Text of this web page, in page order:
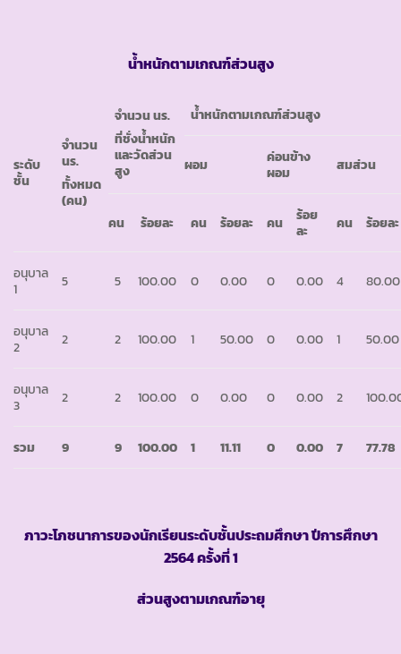
น้ำหนักตามเกณฑ์ส่วนสูง
ระดับ
ชั้น
จำนวน
นร.
ทั้งหมด
(คน)
จำนวน นร.
ที่ชั่งน้ำหนัก
และวัดส่วน
สูง
น้ำหนักตามเกณฑ์ส่วนสูง
ผอม
ค่อนข้าง
ผอม
สมส่วน
คน ร้อยละ คน ร้อยละ คน
ร้อย
ละ
คน ร้อยละ
อนุบาล
1
5 5 100.00 0 0.00 0 0.00 4 80.00
อนุบาล
2
2 2 100.00 1 50.00 0 0.00 1 50.00
อนุบาล
3
2 2 100.00 0 0.00 0 0.00 2
รวม 9 9 100.00 1 11.11 0 0.00 7 77.78
ภาวะโภชนาการของนักเรียนระดับชั้นประถมศึกษา ปีการศึกษา
2564 ครั้งที่ 1
ส่วนสูงตามเกณฑ์อายุ